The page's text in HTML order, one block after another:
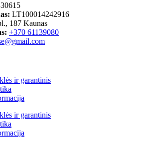
LT100014242916
187 Kaunas
+370 61139080
ir garantinis
ir garantinis